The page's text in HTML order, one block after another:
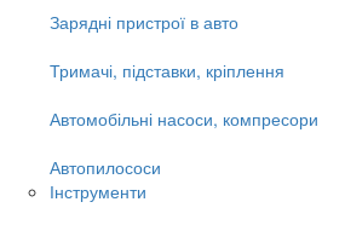
Зарядні пристрої в авто
Тримачі, підставки, кріплення
Автомобільні насоси, компресори
Автопилососи
Інструменти